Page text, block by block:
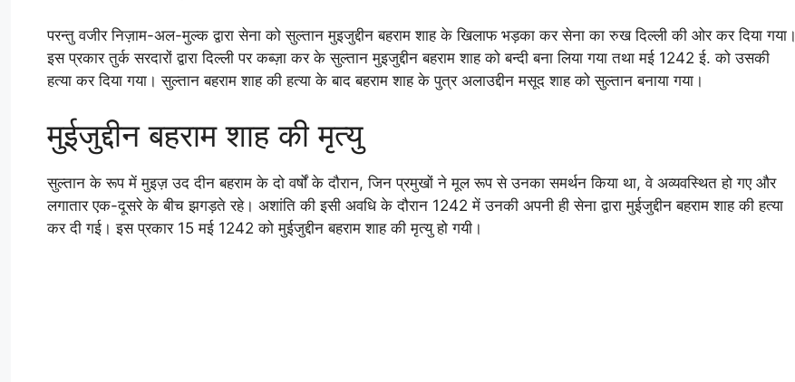
परन्तु वजीर निज़ाम-अल-मुल्क द्वारा सेना को सुल्तान मुइजुद्दीन बहराम शाह के खिलाफ भड़का कर सेना का रुख दिल्ली की ओर कर दिया गया।
इस प्रकार तुर्क सरदारों द्वारा दिल्ली पर कब्ज़ा कर के सुल्तान मुइजुद्दीन बहराम शाह को बन्दी बना लिया गया तथा मई 1242 ई. को उसकी
हत्या कर दिया गया। सुल्तान बहराम शाह की हत्या के बाद बहराम शाह के पुत्र अलाउद्दीन मसूद शाह को सुल्तान बनाया गया।
मुईजुद्दीन बहराम शाह की मृत्यु
सुल्तान के रूप में मुइज़ उद दीन बहराम के दो वर्षों के दौरान, जिन प्रमुखों ने मूल रूप से उनका समर्थन किया था, वे अव्यवस्थित हो गए और
लगातार एक-दूसरे के बीच झगड़ते रहे। अशांति की इसी अवधि के दौरान 1242 में उनकी अपनी ही सेना द्वारा मुईजुद्दीन बहराम शाह की हत्या
कर दी गई। इस प्रकार 15 मई 1242 को मुईजुद्दीन बहराम शाह की मृत्यु हो गयी।